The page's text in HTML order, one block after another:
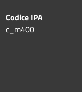
Codice IPA
c_m400